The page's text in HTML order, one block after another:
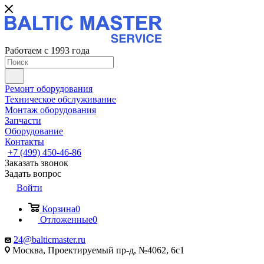
Работаем с 1993 года
Ремонт оборудования
Техническое обслуживание
Монтаж оборудования
Запчасти
Оборудование
Контакты
+7 (499) 450-46-86
Заказать звонок
Задать вопрос
Войти
Корзина0
Отложенные0
24@balticmaster.ru
Москва, Проектируемый пр-д, №4062, 6с1